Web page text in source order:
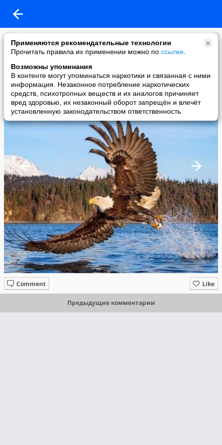
Применяются рекомендательные технологии
Прочитать правила их применении можно по ссылке
Возможны упоминания
В контенте могут упоминаться наркотики и связанная с ними
информация. Незаконное потребление наркотических
средств, психотропных веществ и их аналогов причиняет
вред здоровью, их незаконный оборот запрещён и влечёт
установленную законодательством ответственность
Надежда Монастырёва
added a photo
27 Oct в 06:15
Like
Comment
Предыдущие комментарии